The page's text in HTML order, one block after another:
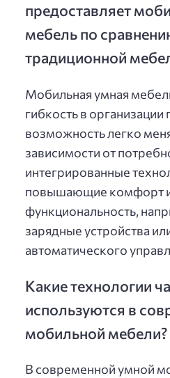
предоставляет
мебель по
традиционной
Мобильная умная
гибкость в организации
возможность легко
зависимости от
интегрированные
повышающие комфорт
функциональность,
зарядные устройства
автоматического
Какие технологии
используются в
мобильной мебели?
В современной умной